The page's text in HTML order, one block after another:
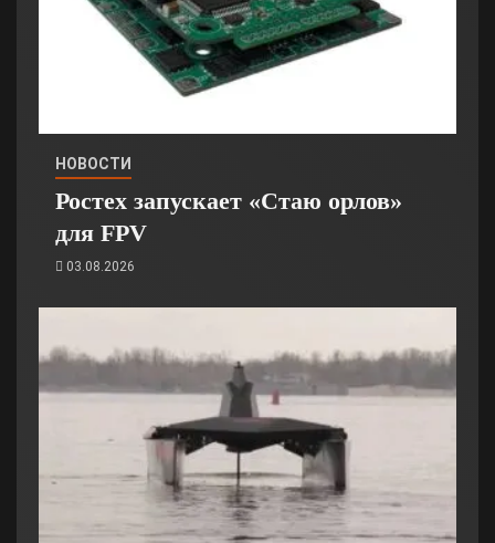
НОВОСТИ
Ростех запускает «Стаю орлов»
для FPV
03.08.2026